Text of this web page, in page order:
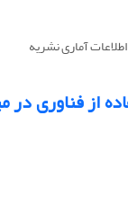
اطلاعات آماری نشریه
از فناوری در